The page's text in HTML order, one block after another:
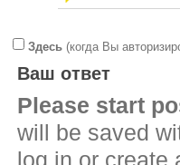
Здесь (когда Вы
Ваш ответ
Please start
will be saved
log in or create